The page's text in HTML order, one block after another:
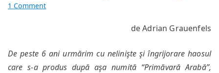
1 Commenton
şi
teroare
de Adrian Grauenfels
De peste 6 ani urmărim cu nelinişte şi îngrijorare haosul
care s-a produs după aşa numită “Primăvară Arabă”,